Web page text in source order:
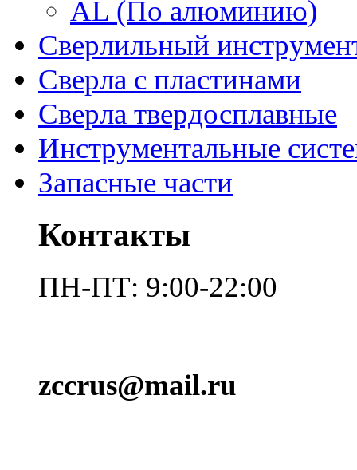
AL (По алюминию)
Сверлильный
Сверла с пластинами
Сверла твердосплавные
Инструментальные
Запасные части
Контакты
ПН-ПТ: 9:00-22:00
zccrus@mail.ru